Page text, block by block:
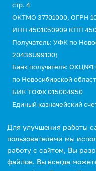
стр. 4
ОКТМО 37701000, ОГРН
ИНН 4501050909 КПП
Получатель: УФК по
20436U99100)
Банк получателя:
по Новосибирской
БИК ТОФК 015004950
Единый казначейский
КБК
УИН 0
Для улучшения работы
пользователями мы
работу с сайтом, Вы
файлов. Вы всегда